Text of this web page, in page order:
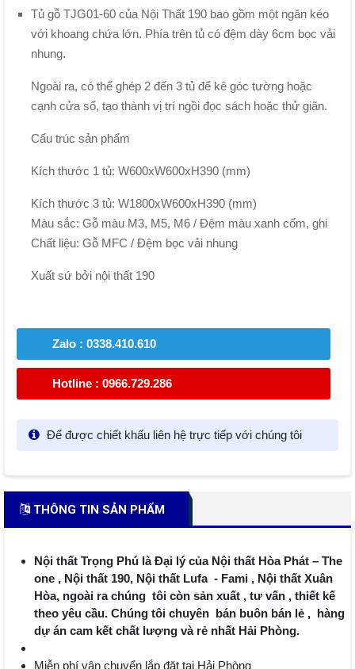
Tủ gỗ TJG01-60 của Nội Thất 190 bao gồm một ngăn kéo
với khoang chứa lớn. Phía trên tủ có đệm dày 6cm bọc vải
nhung.
Ngoài ra, có thể ghép 2 đến 3 tủ để kê góc tường hoặc
cạnh cửa sổ, tạo thành vị trí ngồi đọc sách hoặc thử giãn.
Cấu trúc sản phẩm
Kích thước 1 tủ: W600xW600xH390 (mm)
Kích thước 3 tủ: W1800xW600xH390 (mm)
Màu sắc: Gỗ màu M3, M5, M6 / Đệm màu xanh cốm, ghi
Chất liệu: Gỗ MFC / Đệm bọc vải nhung
Xuất sứ bởi nội thất 190
Zalo : 0338.410.610
Hotline : 0966.729.286
Để được chiết khấu liên hệ trực tiếp với chúng tôi
THÔNG TIN SẢN PHẨM
Nội thất Trọng Phú là Đại lý của Nội thất Hòa Phát – The
one , Nội thất 190, Nội thất Lufa - Fami , Nội thất Xuân
Hòa, ngoài ra chúng tôi còn sản xuất , tư vấn , thiết kế
theo yêu cầu. Chúng tôi chuyên bán buôn bán lẻ , hàng
dự án cam kết chất lượng và rẻ nhất Hải Phòng.
Miễn phí vận chuyển lắp đặt tại Hải Phòng